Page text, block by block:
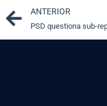
Prev
ANTERIOR